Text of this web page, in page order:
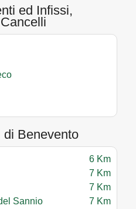
ed Infissi,
di Benevento
6 Km
7 Km
7 Km
Sannio
7 Km